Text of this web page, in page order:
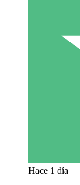
Hace 1 día